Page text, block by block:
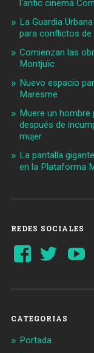
l'antic cinema
La Guardia
para conflictos de
Comienzan las
Montjuïc
Nuevo espacio
Maresme
Muere un
después de
mujer
La pantalla
en la Plataforma
REDES SOCIALES
Ver
perfil
Ver
perfil
CATEGORIAS
Portada